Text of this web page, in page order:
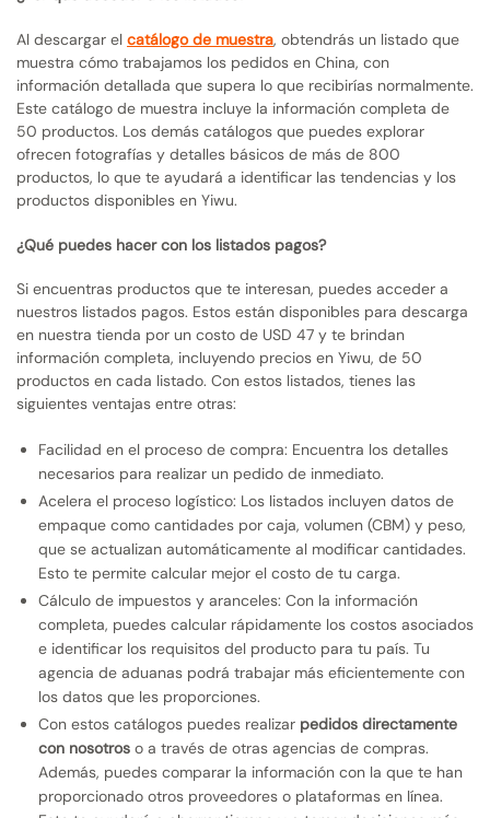
Al descargar el catálogo de muestra, obtendrás un listado que
muestra cómo trabajamos los pedidos en China, con
información detallada que supera lo que recibirías normalmente.
Este catálogo de muestra incluye la información completa de
50 productos. Los demás catálogos que puedes explorar
ofrecen fotografías y detalles básicos de más de 800
productos, lo que te ayudará a identificar las tendencias y los
productos disponibles en Yiwu.
¿Qué puedes hacer con los listados pagos?
Si encuentras productos que te interesan, puedes acceder a
nuestros listados pagos. Estos están disponibles para descarga
en nuestra tienda por un costo de USD 47 y te brindan
información completa, incluyendo precios en Yiwu, de 50
productos en cada listado. Con estos listados, tienes las
siguientes ventajas entre otras:
Facilidad en el proceso de compra: Encuentra los detalles
necesarios para realizar un pedido de inmediato.
Acelera el proceso logístico: Los listados incluyen datos de
empaque como cantidades por caja, volumen (CBM) y peso,
que se actualizan automáticamente al modificar cantidades.
Esto te permite calcular mejor el costo de tu carga.
Cálculo de impuestos y aranceles: Con la información
completa, puedes calcular rápidamente los costos asociados
e identificar los requisitos del producto para tu país. Tu
agencia de aduanas podrá trabajar más eficientemente con
los datos que les proporciones.
Con estos catálogos puedes realizar pedidos directamente
con nosotros o a través de otras agencias de compras.
Además, puedes comparar la información con la que te han
proporcionado otros proveedores o plataformas en línea.